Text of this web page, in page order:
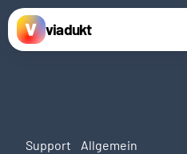
Support Allgemein
viadukt